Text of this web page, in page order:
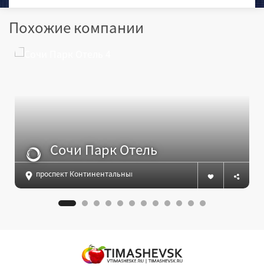
Похожие компании
Сочи Парк Отель
проспект Континентальный, 6, Сочи